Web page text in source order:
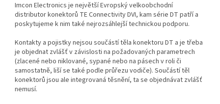
Imcon Electronics je největší Evropský velkoobchodní
distributor konektorů TE Connectivity DVI, kam série DT patří a
poskytujeme k nim také nejrozsáhlejší technickou podporu.
Kontakty a pojistky nejsou součástí těla konektoru DT a je třeba
je objednat zvlášť v závislosti na požadovaných parametrech
(zlacené nebo niklované, sypané nebo na pásech v roli či
samostatně, liší se také podle průřezu vodiče). Součástí těl
konektorů jsou ale integrovaná těsnění, ta se objednávat zvlášť
nemusí.